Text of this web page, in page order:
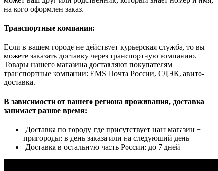
на кого оформлен заказ.
Транспортные компании:
Если в вашем городе не действует курьерская служба, то вы
можете заказать доставку через транспортную компанию.
Товары нашего магазина доставляют покупателям
транспортные компании: EMS Почта России, СДЭК, авито-
доставка.
В зависимости от вашего региона проживания, доставка
занимает разное время:
Доставка по городу, где присутствует наш магазин +
пригороды: в день заказа или на следующий день
Доставка в остальную часть России: до 7 дней